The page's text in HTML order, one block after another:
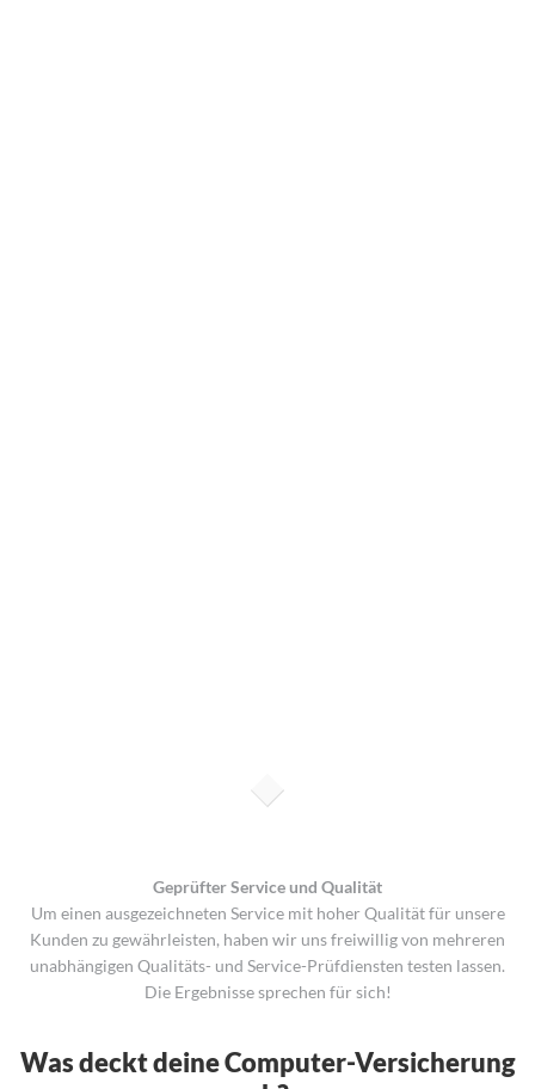
Geprüfter Service und Qualität
Um einen ausgezeichneten Service mit hoher Qualität für unsere
Kunden zu gewährleisten, haben wir uns freiwillig von mehreren
unabhängigen Qualitäts- und Service-Prüfdiensten testen lassen.
Die Ergebnisse sprechen für sich!
Was deckt deine Computer-Versicherung